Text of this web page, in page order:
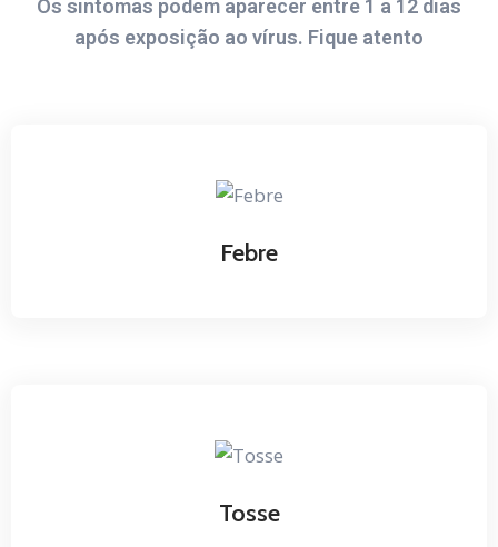
Os sintomas podem aparecer entre 1 a 12 dias
após exposição ao vírus. Fique atento
Febre
Tosse